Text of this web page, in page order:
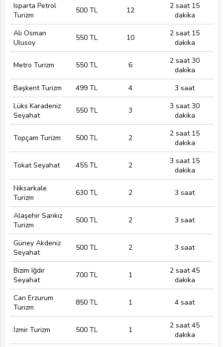
Isparta Petrol
Turizm
500 TL 12
2 saat 15
dakika
Ali Osman
Ulusoy
550 TL 10
2 saat 15
dakika
Metro Turizm 550 TL 6
2 saat 30
dakika
Başkent Turizm
499 TL 4
3 saat
Lüks Karadeniz
Seyahat
550 TL 3
3 saat 30
dakika
Topçam Turizm 500 TL 2
2 saat 15
dakika
Tokat Seyahat 455 TL 2
3 saat 15
dakika
Niksarkale
Turizm
630 TL 2 3 saat
Alaşehir Sarıkız
Turizm
500 TL 2 3 saat
Güney Akdeniz
Seyahat
500 TL 2 3 saat
Bizim Iğdır
Seyahat
700 TL 1
2 saat 45
dakika
Can Erzurum
Turizm
850 TL 1 4 saat
İzmir Turizm 500 TL 1
2 saat 45
dakika